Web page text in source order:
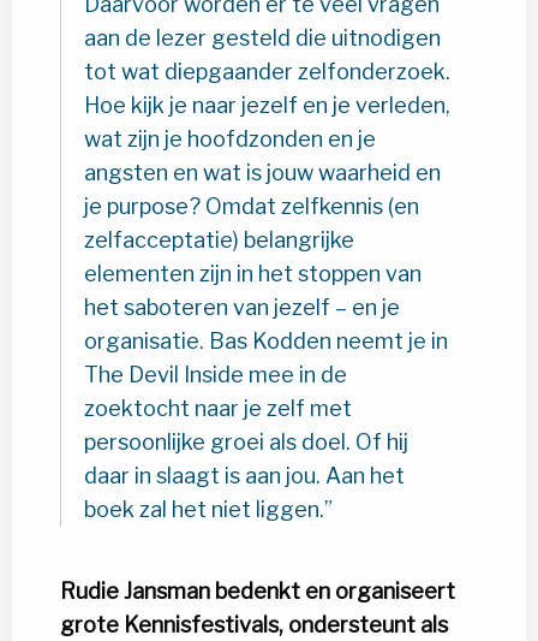
aan de lezer gesteld die uitnodigen
tot wat diepgaander zelfonderzoek.
Hoe kijk je naar jezelf en je verleden,
wat zijn je hoofdzonden en je
angsten en wat is jouw waarheid en
je purpose? Omdat zelfkennis (en
zelfacceptatie) belangrijke
elementen zijn in het stoppen van
het saboteren van jezelf – en je
organisatie. Bas Kodden neemt je in
The Devil Inside mee in de
zoektocht naar je zelf met
persoonlijke groei als doel. Of hij
daar in slaagt is aan jou. Aan het
boek zal het niet liggen.
Rudie Jansman bedenkt en organiseert
grote Kennisfestivals, ondersteunt als